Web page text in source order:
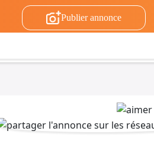
Publier annonce